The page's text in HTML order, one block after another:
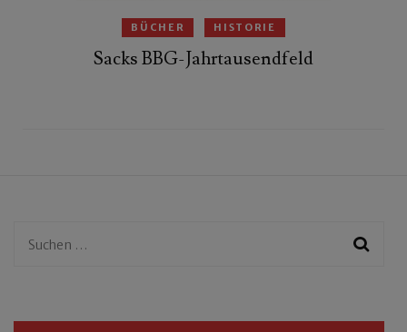
BÜCHER HISTORIE
Sacks BBG-Jahrtausendfeld
Suchen